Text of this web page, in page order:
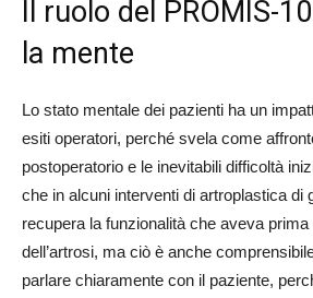
Il ruolo del PROMIS-
la mente
Lo stato mentale dei pazienti ha un
esiti operatori, perché svela come
postoperatorio e le inevitabili difficoltà
che in alcuni interventi di artroplastica di
recupera la funzionalità che aveva prima
dell’artrosi, ma ciò è anche
parlare chiaramente con il paziente,